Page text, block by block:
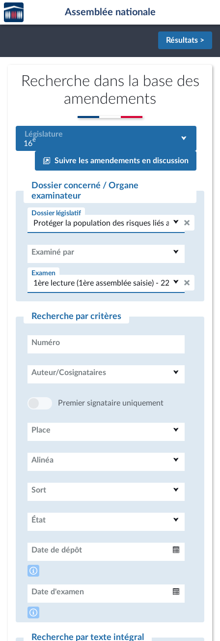
Aller au contenu
Aller en bas de la page
Accèder
à la
page
Assemblée nationale
Résultats >
Recherche dans la base des
amendements
Législature
16e
Suivre les amendements en discussion
Dossier concerné / Organe
examinateur
Dossier législatif
Examiné par
Examen
Recherche par critères
Numéro
Auteur/Cosignataires
Premier signataire uniquement
Place
Alinéa
Sort
État
Date de dépôt
Date d'examen
Recherche par texte intégral